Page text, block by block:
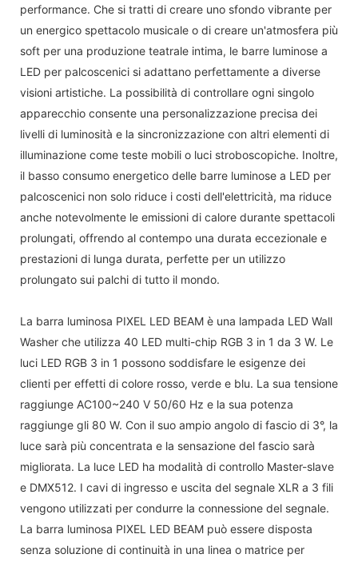
performance. Che si tratti di creare uno sfondo vibrante per
un energico spettacolo musicale o di creare un'atmosfera più
soft per una produzione teatrale intima, le barre luminose a
LED per palcoscenici si adattano perfettamente a diverse
visioni artistiche. La possibilità di controllare ogni singolo
apparecchio consente una personalizzazione precisa dei
livelli di luminosità e la sincronizzazione con altri elementi di
illuminazione come teste mobili o luci stroboscopiche. Inoltre,
il basso consumo energetico delle barre luminose a LED per
palcoscenici non solo riduce i costi dell'elettricità, ma riduce
anche notevolmente le emissioni di calore durante spettacoli
prolungati, offrendo al contempo una durata eccezionale e
prestazioni di lunga durata, perfette per un utilizzo
prolungato sui palchi di tutto il mondo.
La barra luminosa PIXEL LED BEAM è una lampada LED Wall
Washer che utilizza 40 LED multi-chip RGB 3 in 1 da 3 W. Le
luci LED RGB 3 in 1 possono soddisfare le esigenze dei
clienti per effetti di colore rosso, verde e blu. La sua tensione
raggiunge AC100~240 V 50/60 Hz e la sua potenza
raggiunge gli 80 W. Con il suo ampio angolo di fascio di 3°, la
luce sarà più concentrata e la sensazione del fascio sarà
migliorata. La luce LED ha modalità di controllo Master-slave
e DMX512. I cavi di ingresso e uscita del segnale XLR a 3 fili
vengono utilizzati per condurre la connessione del segnale.
La barra luminosa PIXEL LED BEAM può essere disposta
senza soluzione di continuità in una linea o matrice per